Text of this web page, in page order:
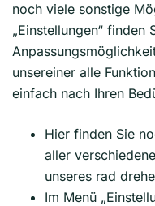
noch viele sonstige
„Einstellungen“ finden
unsereiner alle
einfach nach Ihren
Hier finden Sie
aller
unseres rad
Im Menü